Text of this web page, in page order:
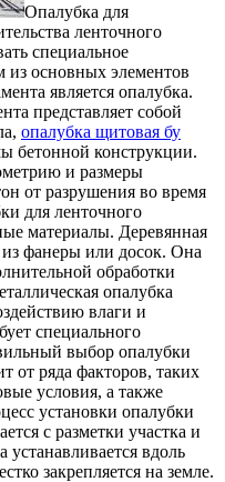
Oпaлубкa для
ленточного
специальное
основных элементов
является опалубка.
представляет собой
опалубка щитовая бу
бетонной конструкции.
и размеры
от разрушения во время
для ленточного
материалы. Деревянная
из фанеры или досок. Она
обработки
опалубка
влаги и
специального
выбор опалубки
от ряда факторов, таких
условия, а также
установки опалубки
с разметки участка и
устанавливается вдоль
закрепляется на земле.